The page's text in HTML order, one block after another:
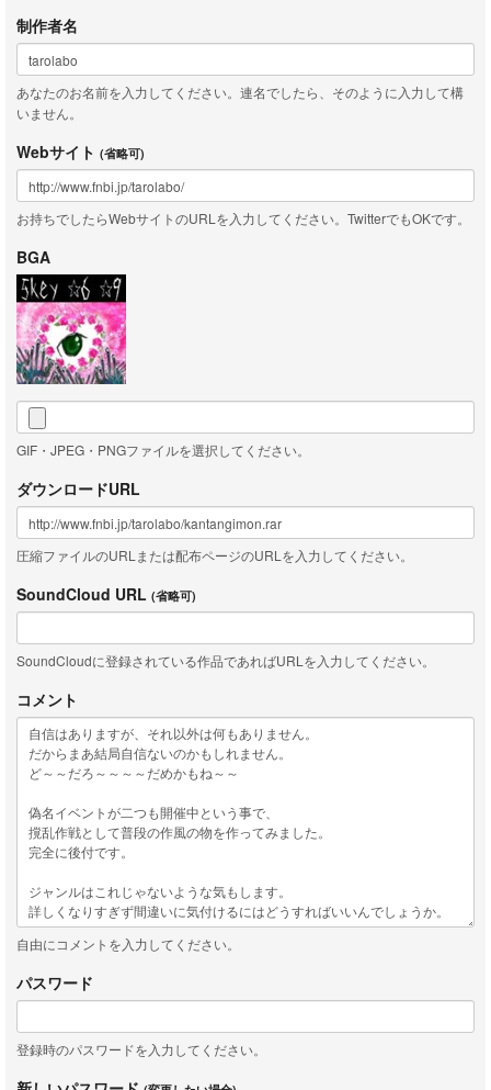
制作者名
あなたのお名前を入力してください。連名でしたら、そのように入力して構
いません。
Webサイト (省略可)
お持ちでしたらWebサイトのURLを入力してください。TwitterでもOKです。
BGA
GIF・JPEG・PNGファイルを選択してください。
ダウンロードURL
圧縮ファイルのURLまたは配布ページのURLを入力してください。
SoundCloud URL (省略可)
SoundCloudに登録されている作品であればURLを入力してください。
コメント
自由にコメントを入力してください。
パスワード
登録時のパスワードを入力してください。